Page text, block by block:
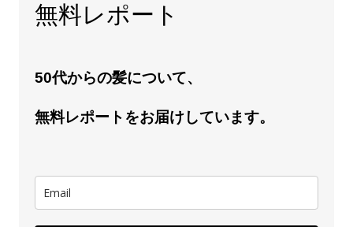
無料レポート
50代からの髪について、
無料レポートをお届けしています。